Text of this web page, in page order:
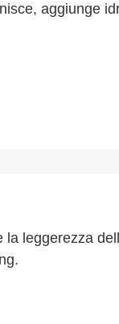
aggiunge
leggerezza